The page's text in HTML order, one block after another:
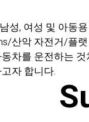
성, 여성 및 아동
산악 자전거/플
차를 운전하는
자 합니다.